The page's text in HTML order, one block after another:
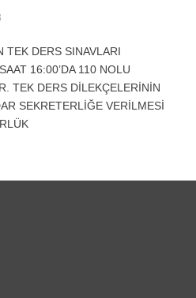
TEK DERS SINAVLARI
16:00’DA 110 NOLU
TEK DERS DİLEKÇELERİNİN
SEKRETERLİĞE VERİLMESİ